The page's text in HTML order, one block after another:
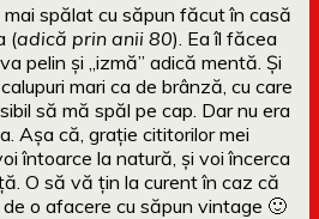
spălat cu săpun făcut în casă
(adică prin anii 80). Ea îl făcea
pelin și „izmă” adică mentă. Și
mari ca de brânză, cu care
să mă spăl pe cap. Dar nu era
Așa că, grație cititorilor mei
întoarce la natură, și voi încerca
O să vă țin la curent în caz că
o afacere cu săpun vintage 🙂